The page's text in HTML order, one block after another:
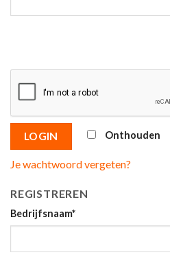
LOGIN Onthouden
Je wachtwoord vergeten?
REGISTREREN
Bedrijfsnaam*